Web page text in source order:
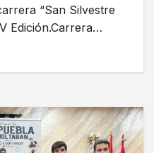
“San Silvestre
Edición.Carrera…